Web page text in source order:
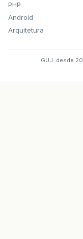
PHP
Android
Arquitetura
GUJ: desde